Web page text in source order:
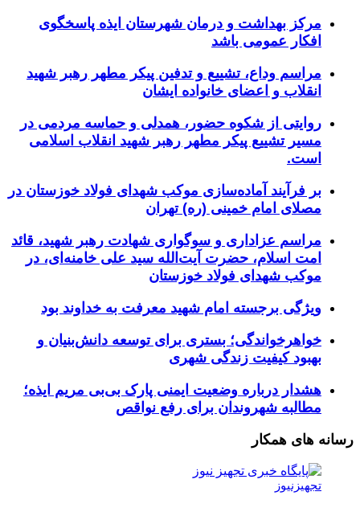
مرکز بهداشت و درمان شهرستان ایذه پاسخگوی
افکار عمومی باشد
مراسم وداع، تشییع و تدفین پیکر مطهر رهبر شهید
انقلاب و اعضای خانواده ایشان
روایتی از شکوه حضور، همدلی و حماسه مردمی در
مسیر تشییع پیکر مطهر رهبر شهید انقلاب اسلامی
است.
بر فرآیند آماده‌سازی موکب شهدای فولاد خوزستان در
مصلای امام خمینی (ره) تهران
مراسم عزاداری و سوگواری شهادت رهبر شهید، قائد
امت اسلام، حضرت آیت‌الله سید علی خامنه‌ای، در
موکب شهدای فولاد خوزستان
ویژگی برجسته امام شهید معرفت به خداوند بود
خواهرخواندگی؛ بستری برای توسعه دانش‌بنیان و
بهبود کیفیت زندگی شهری
هشدار درباره وضعیت ایمنی پارک بی‌بی مریم ایذه؛
مطالبه شهروندان برای رفع نواقص
رسانه های همکار
تجهیزنیوز